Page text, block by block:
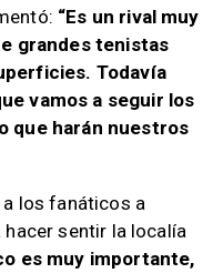
“Es un rival muy
grandes tenistas
Todavía
vamos a seguir los
que harán nuestros
los fanáticos a
sentir la localía
es muy importante,